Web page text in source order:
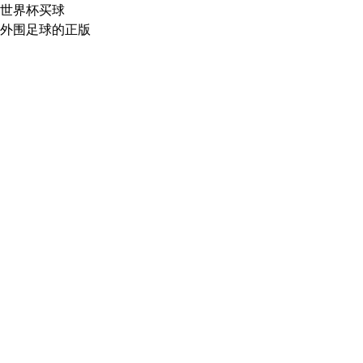
世界杯买球
外围足球的正版